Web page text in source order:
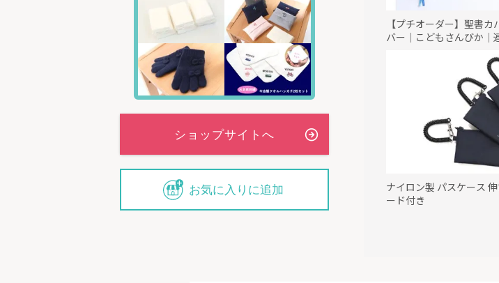
国内の縫製工場で丁寧に生産しています。
< 商品の詳
TW-WH
サイズ
縦15×
綿100％
その他
お名前タ
お気に入りに追加
【プチオーダー】聖書カ
バー｜こどもさんびか｜
ナイロン製 パスケース
ード付き